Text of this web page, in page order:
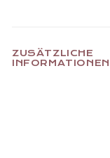
ZUSÄTZLICHE
INFORMATIONEN